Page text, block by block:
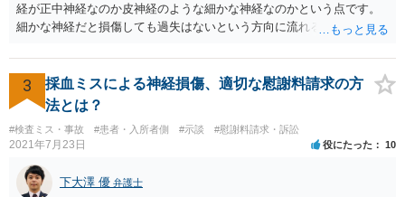
経が正中神経なのか皮神経のような細かな神経なのかという点です。
細かな神経だと損傷しても過失はないという方向に流れる可能性があ
過失が認められる可能性がありますので弁護士費用を支払う価値はあ
るかと思います。 頑張ってください。
3
採血ミスによる神経損傷、適切な慰謝料請求の方
法とは？
#検査ミス・事故 #患者・入所者側 #示談 #慰謝料請求・訴訟
2021年7月23日 役にたった 10
下大澤 優 弁護士